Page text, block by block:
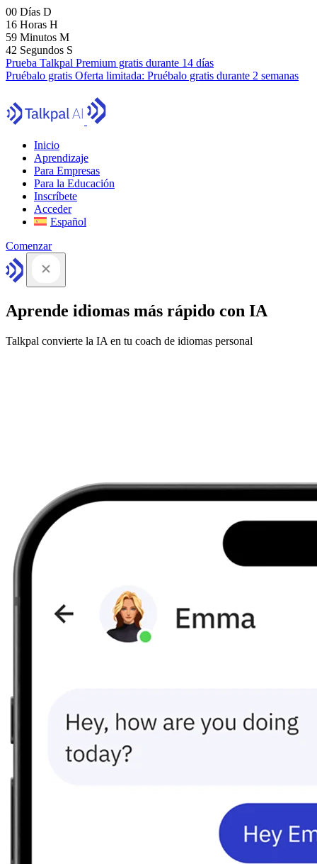
00 Días D
16 Horas H
59 Minutos M
41 Segundos S
Prueba Talkpal Premium gratis durante 14 días
Pruébalo gratis Oferta limitada: Pruébalo gratis durante 2 semanas
Inicio
Aprendizaje
Para Empresas
Para la Educación
Inscríbete
Acceder
Español
Comenzar
Aprende idiomas más rápido con IA
Talkpal convierte la IA en tu coach de idiomas personal